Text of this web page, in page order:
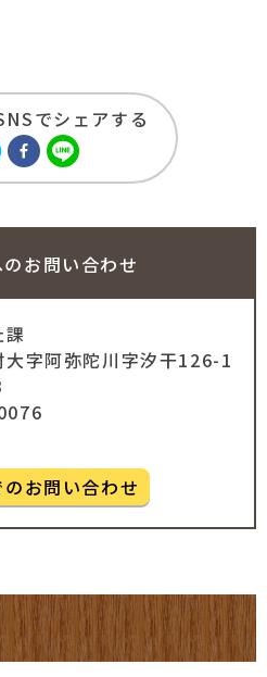
でシェアする
お問い合わせ
字阿弥陀川字汐干126-1
のお問い合わせ